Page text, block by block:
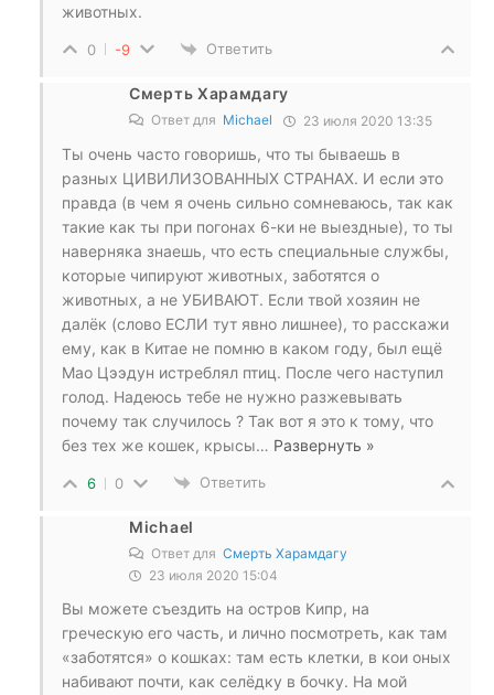
животных.
0 -9 Ответить
Смерть Харамдагу
Ответ для Michael 23 июля 2020 13:35
Ты очень часто говоришь, что ты бываешь в
разных ЦИВИЛИЗОВАННЫХ СТРАНАХ. И если это
правда (в чем я очень сильно сомневаюсь, так как
такие как ты при погонах 6-ки не выездные), то ты
наверняка знаешь, что есть специальные службы,
которые чипируют животных, заботятся о
животных, а не УБИВАЮТ. Если твой хозяин не
далёк (слово ЕСЛИ тут явно лишнее), то расскажи
ему, как в Китае не помню в каком году, был ещё
Мао Цээдун истреблял птиц. После чего наступил
голод. Надеюсь тебе не нужно разжевывать
почему так случилось ? Так вот я это к тому, что
без тех же кошек, крысы… Развернуть »
6 0 Ответить
Michael
Ответ для Смерть Харамдагу
23 июля 2020 15:04
Вы можете съездить на остров Кипр, на
греческую его часть, и лично посмотреть, как там
«заботятся» о кошках: там есть клетки, в кои оных
набивают почти, как селёдку в бочку. На мой